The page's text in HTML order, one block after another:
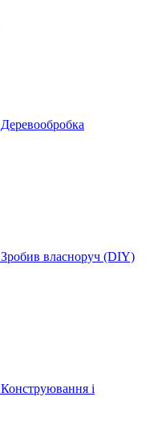
Деревообробка
Зробив власноруч (DIY)
Конструювання і